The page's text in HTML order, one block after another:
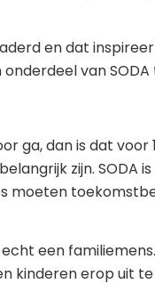
en dat
van SODA
ga, dan is dat
zijn. SODA
moeten
een
kinderen erop uit